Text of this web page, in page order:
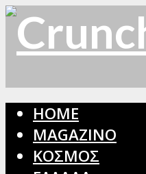
HOME
MAGAZINO
ΚΟΣΜΟΣ